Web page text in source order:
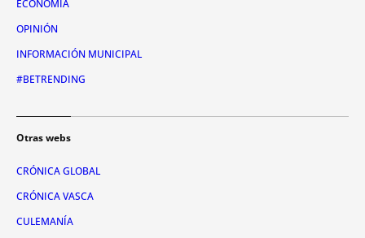
ECONOMÍA
OPINIÓN
INFORMACIÓN MUNICIPAL
#BETRENDING
Otras webs
CRÓNICA GLOBAL
CRÓNICA VASCA
CULEMANÍA